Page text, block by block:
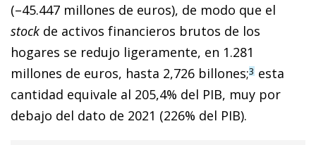
(–45.447 millones de euros), de modo que el
stock de activos financieros brutos de los
hogares se redujo ligeramente, en 1.281
millones de euros, hasta 2,726 billones;3 esta
cantidad equivale al 205,4% del PIB, muy por
debajo del dato de 2021 (226% del PIB).